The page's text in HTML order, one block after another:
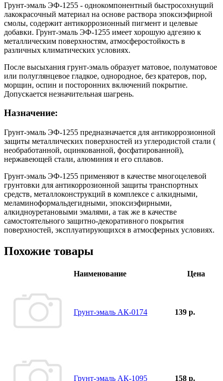
Грунт-эмаль ЭФ-1255 - однокомпонентный быстросохнущий
лакокрасочный материал на основе раствора эпоксиэфирной
смолы, содержит антикоррозионный пигмент и целевые
добавки. Грунт-эмаль ЭФ-1255 имеет хорошую адгезию к
металлическим поверхностям, атмосферостойкость в
различных климатических условиях.
После высыхания грунт-эмаль образует матовое, полуматовое
или полуглянцевое гладкое, однородное, без кратеров, пор,
морщин, оспин и посторонних включений покрытие.
Допускается незначительная шагрень.
Назначение:
Грунт-эмаль ЭФ-1255 предназначается для антикоррозионной
защиты металлических поверхностей из углеродистой стали (
необработанной, оцинкованной, фосфатированной),
нержавеющей стали, алюминия и его сплавов.
Грунт-эмаль ЭФ-1255 применяют в качестве многоцелевой
грунтовки для антикоррозионной защиты транспортных
средств, металлоконструкций в комплексе с алкидными,
меламиноформальдегидными, эпоксиэфирными,
алкидноуретановыми эмалями, а так же в качестве
самостоятельного защитно-декоративного покрытия
поверхностей, эксплуатирующихся в атмосферных условиях.
Похожие товары
Наименование Цена
Грунт-эмаль АК-0174 139 р.
Грунт-эмаль АК-1095 158 р.